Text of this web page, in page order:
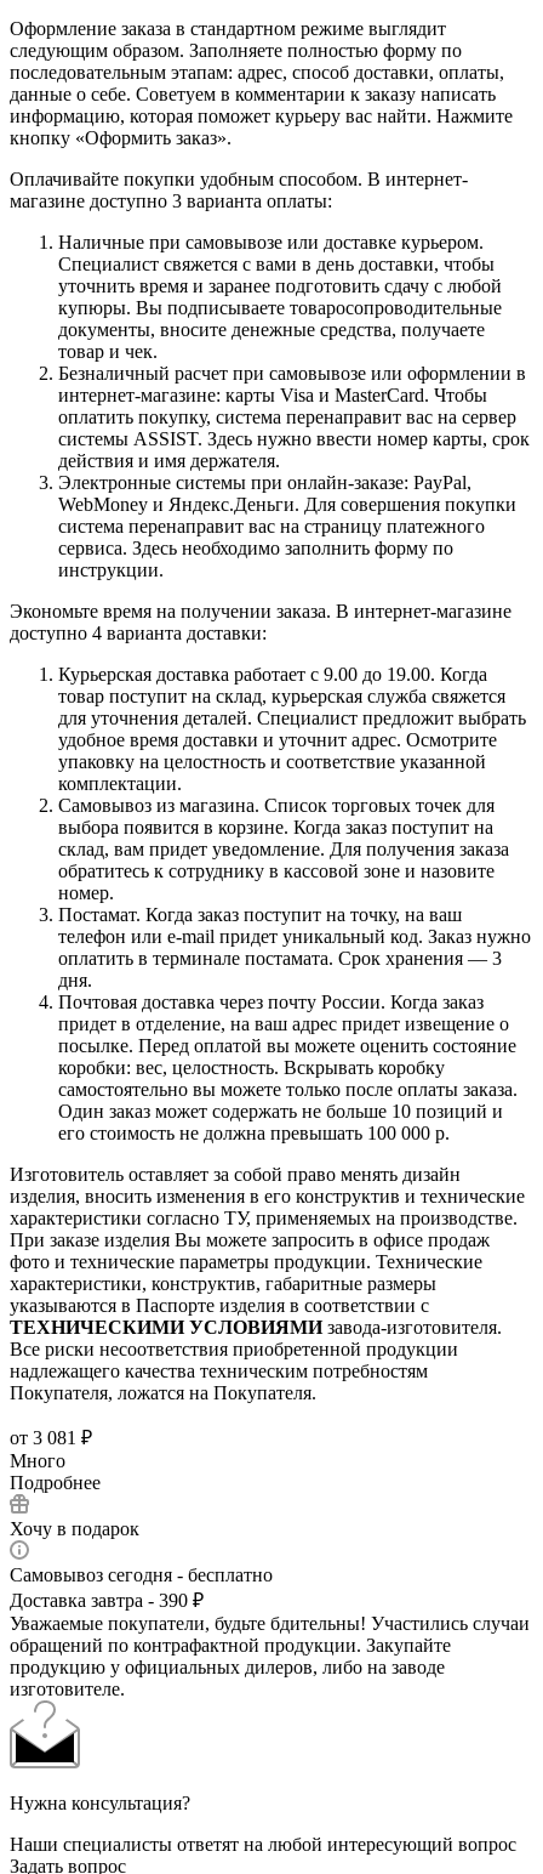
Оформление заказа в стандартном режиме выглядит
следующим образом. Заполняете полностью форму по
последовательным этапам: адрес, способ доставки, оплаты,
данные о себе. Советуем в комментарии к заказу написать
информацию, которая поможет курьеру вас найти. Нажмите
кнопку «Оформить заказ».
Оплачивайте покупки удобным способом. В интернет-
магазине доступно 3 варианта оплаты:
Наличные при самовывозе или доставке курьером.
Специалист свяжется с вами в день доставки, чтобы
уточнить время и заранее подготовить сдачу с любой
купюры. Вы подписываете товаросопроводительные
документы, вносите денежные средства, получаете
товар и чек.
Безналичный расчет при самовывозе или оформлении в
интернет-магазине: карты Visa и MasterCard. Чтобы
оплатить покупку, система перенаправит вас на сервер
системы ASSIST. Здесь нужно ввести номер карты, срок
действия и имя держателя.
Электронные системы при онлайн-заказе: PayPal,
WebMoney и Яндекс.Деньги. Для совершения покупки
система перенаправит вас на страницу платежного
сервиса. Здесь необходимо заполнить форму по
инструкции.
Экономьте время на получении заказа. В интернет-магазине
доступно 4 варианта доставки:
Курьерская доставка работает с 9.00 до 19.00. Когда
товар поступит на склад, курьерская служба свяжется
для уточнения деталей. Специалист предложит выбрать
удобное время доставки и уточнит адрес. Осмотрите
упаковку на целостность и соответствие указанной
комплектации.
Самовывоз из магазина. Список торговых точек для
выбора появится в корзине. Когда заказ поступит на
склад, вам придет уведомление. Для получения заказа
обратитесь к сотруднику в кассовой зоне и назовите
номер.
Постамат. Когда заказ поступит на точку, на ваш
телефон или e-mail придет уникальный код. Заказ нужно
оплатить в терминале постамата. Срок хранения — 3
дня.
Почтовая доставка через почту России. Когда заказ
придет в отделение, на ваш адрес придет извещение о
посылке. Перед оплатой вы можете оценить состояние
коробки: вес, целостность. Вскрывать коробку
самостоятельно вы можете только после оплаты заказа.
Один заказ может содержать не больше 10 позиций и
его стоимость не должна превышать 100 000 р.
Изготовитель оставляет за собой право менять дизайн
изделия, вносить изменения в его конструктив и технические
характеристики согласно ТУ, применяемых на производстве.
При заказе изделия Вы можете запросить в офисе продаж
фото и технические параметры продукции. Технические
характеристики, конструктив, габаритные размеры
указываются в Паспорте изделия в соответствии с
ТЕХНИЧЕСКИМИ УСЛОВИЯМИзавода-изготовителя.
Все риски несоответствия приобретенной продукции
надлежащего качества техническим потребностям
Покупателя, ложатся на Покупателя.
от 3 081 ₽
Много
Подробнее
Хочу в подарок
Самовывоз сегодня - бесплатно
Доставка завтра - 390 ₽
Уважаемые покупатели, будьте бдительны! Участились случаи
обращений по контрафактной продукции. Закупайте
продукцию у официальных дилеров, либо на заводе
изготовителе.
Нужна консультация?
Наши специалисты ответят на любой интересующий вопрос
Задать вопрос